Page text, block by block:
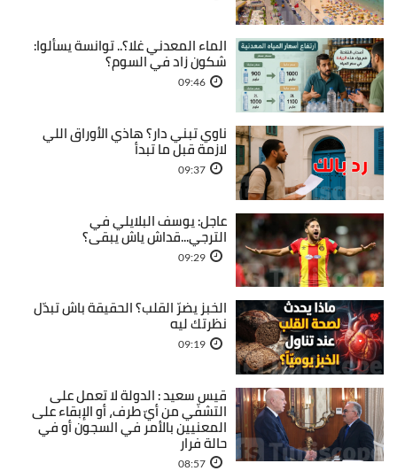
الماء المعدني غلا؟.. توانسة يسألوا:
شكون زاد في السوم؟
09:46
ناوي تبني دار؟ هاذي الأوراق اللي
لازمة قبل ما تبدأ
09:37
عاجل: يوسف البلايلي في
الترجي...قداش ياش يبقى؟
09:29
الخبز يضرّ القلب؟ الحقيقة باش تبدّل
نظرتك ليه
09:19
قيس سعيد : الدولة لا تعمل على
التشفّي من أيّ طرف، أو الإبقاء على
المعنيين بالأمر في السجون أو في
حالة فرار
08:57